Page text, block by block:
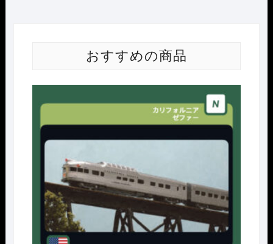
おすすめの商品